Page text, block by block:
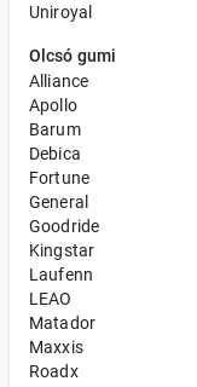
Uniroyal
Olcsó gumi
Alliance
Apollo
Barum
Debica
Fortune
General
Goodride
Kingstar
Laufenn
LEAO
Matador
Maxxis
Roadx